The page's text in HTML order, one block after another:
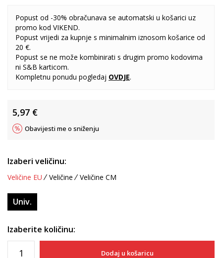
Popust od -30% obračunava se automatski u košarici uz
promo kod VIKEND.
Popust vrijedi za kupnje s minimalnim iznosom košarice od
20 €.
Popust se ne može kombinirati s drugim promo kodovima
ni S&B karticom.
Kompletnu ponudu pogledaj OVDJE.
5,97 €
Obavijesti me o sniženju
Izaberi veličinu:
Veličine EU Veličine Veličine CM
Univ.
Izaberite količinu:
Dodaj u košaricu